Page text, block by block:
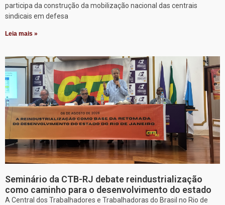
participa da construção da mobilização nacional das centrais
sindicais em defesa
Leia mais »
Seminário da CTB-RJ debate reindustrialização
como caminho para o desenvolvimento do estado
A Central dos Trabalhadores e Trabalhadoras do Brasil no Rio de